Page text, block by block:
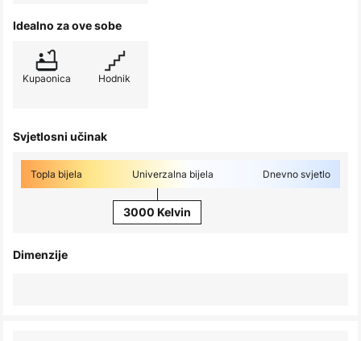
Idealno za ove sobe
Kupaonica Hodnik
Svjetlosni učinak
Topla bijela Univerzalna bijela Dnevno svjetlo
3000 Kelvin
Dimenzije